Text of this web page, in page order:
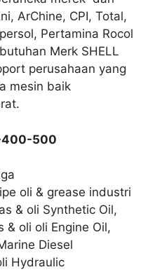
ArChine, CPI, Total,
Pertamina Rocol
Merk SHELL
perusahaan yang
mesin baik
400-500
oli & grease industri
& oli Synthetic Oil,
oli oli Engine Oil,
Diesel
Hydraulic